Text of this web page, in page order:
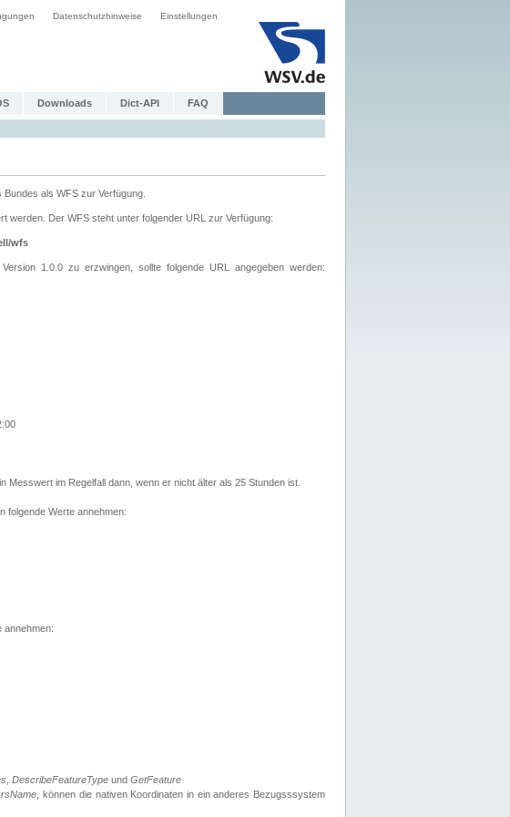
Datenschutzhinweise Einstellungen
Downloads Dict-API FAQ
als WFS zur Verfügung.
werden. Der WFS steht unter folgender URL zur Verfügung:
wfs
1.0.0 zu erzwingen, sollte folgende URL angegeben werden:
Messwert im Regelfall dann, wenn er nicht älter als 25 Stunden ist.
folgende Werte annehmen:
annehmen:
DescribeFeatureType und GetFeature
, können die nativen Koordinaten in ein anderes Bezugsssystem